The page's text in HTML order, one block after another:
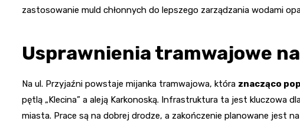
zastosowanie muld chłonnych do lepszego zarządzania wodami
Usprawnienia tramwajowe
Na ul. Przyjaźni powstaje mijanka tramwajowa, która znacząco
pętlą „Klecina” a aleją Karkonoską. Infrastruktura ta jest kluczowa
miasta. Prace są na dobrej drodze, a zakończenie planowane jest